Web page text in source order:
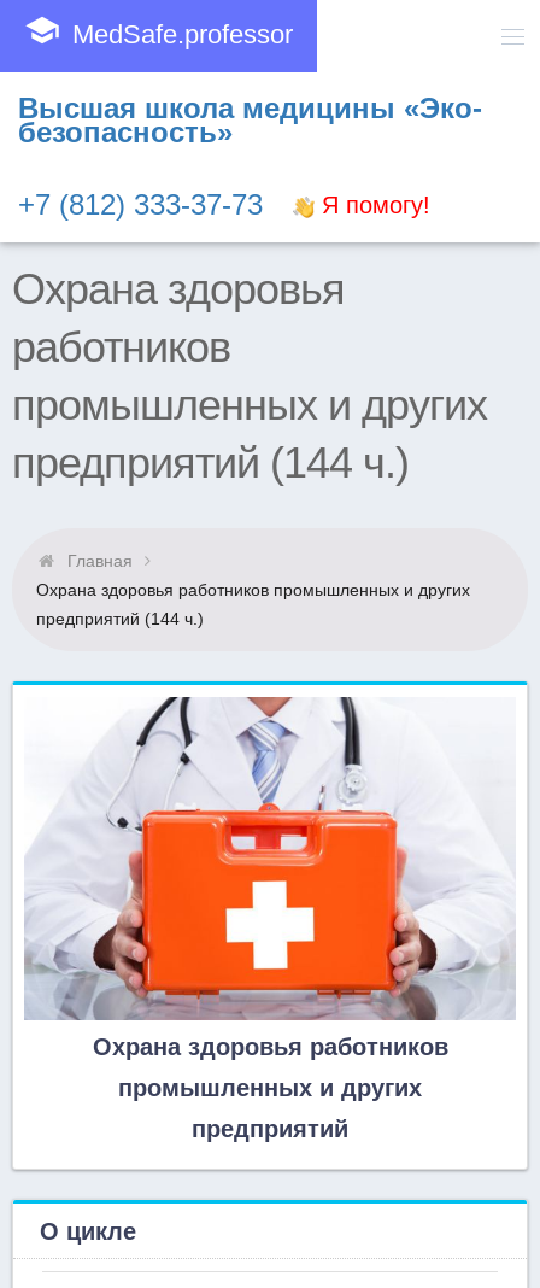
school MedSafe.professor
Высшая школа медицины «Эко-
безопасность»
+7 (812) 333-37-73 Я помогу!
Охрана здоровья
работников
промышленных и других
предприятий (144 ч.)
Главная
Охрана здоровья работников промышленных и других
предприятий (144 ч.)
Охрана здоровья работников
промышленных и других
предприятий
О цикле